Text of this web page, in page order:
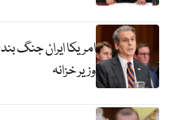
امریکا ایران جنگ
وزیر خزانہ